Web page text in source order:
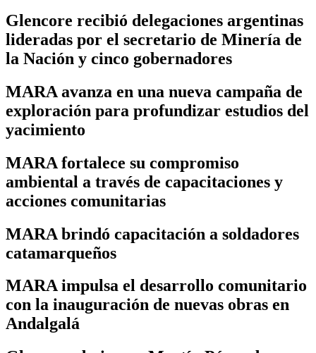
Glencore recibió delegaciones argentinas
lideradas por el secretario de Minería de
la Nación y cinco gobernadores
MARA avanza en una nueva campaña de
exploración para profundizar estudios del
yacimiento
MARA fortalece su compromiso
ambiental a través de capacitaciones y
acciones comunitarias
MARA brindó capacitación a soldadores
catamarqueños
MARA impulsa el desarrollo comunitario
con la inauguración de nuevas obras en
Andalgalá